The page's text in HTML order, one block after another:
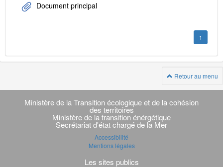
Document principal
1
Retour au menu
Navigation
transverse
Ministère de la Transition écologique et de la cohésion
des territoires
Ministère de la transition énérgétique
Secrétariat d'état chargé de la Mer
Accessibilité
Mentions légales
Les sites publics